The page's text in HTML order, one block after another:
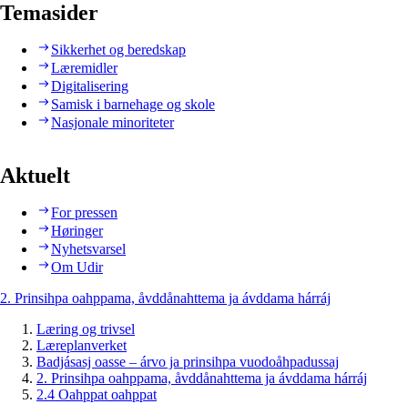
Temasider
Sikkerhet og beredskap
Læremidler
Digitalisering
Samisk i barnehage og skole
Nasjonale minoriteter
Aktuelt
For pressen
Høringer
Nyhetsvarsel
Om Udir
2. Prinsihpa oahppama, åvddånahttema ja ávddama hárráj
Læring og trivsel
Læreplanverket
Badjásasj oasse – árvo ja prinsihpa vuodoåhpadussaj
2. Prinsihpa oahppama, åvddånahttema ja ávddama hárráj
2.4 Oahppat oahppat